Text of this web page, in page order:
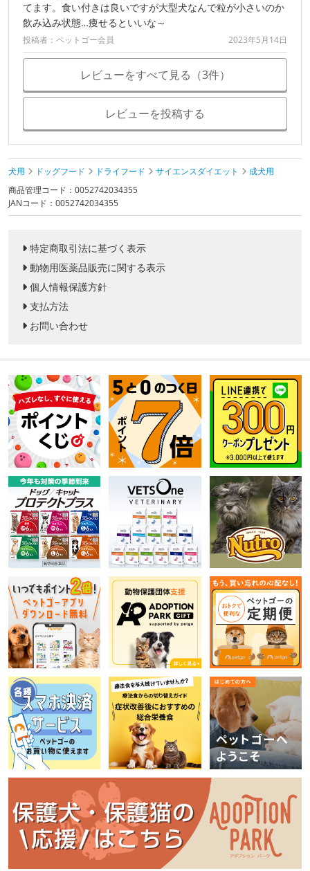
てます。食い付きは良いですが大型犬なんで粒が小さいのか
飲み込み状態…痩せるといいな～
投稿者：ペットゴー会員 2023年5月14日
レビューをすべて見る（3件）
レビューを投稿する
犬用 ドッグフード ドライフード サイエンスダイエット
成犬用
商品管理コード：0052742034355
JANコード：0052742034355
特定商取引法に基づく表示
動物用医薬品販売に関する表示
個人情報保護方針
支払方法
お問い合わせ